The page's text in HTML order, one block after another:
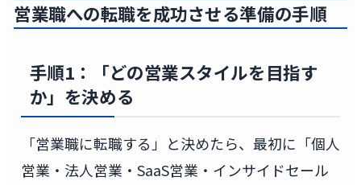
営業職への転職を成功させる準備の手順
手順1：「どの営業スタイルを目指す
か」を決める
「営業職に転職する」と決めたら、最初に「個人
営業・法人営業・SaaS営業・インサイドセール